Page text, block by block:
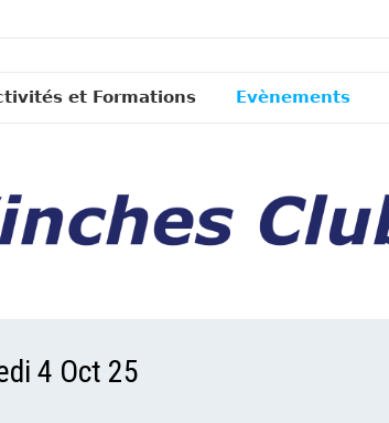
et Formations Evènements
4 Oct 25